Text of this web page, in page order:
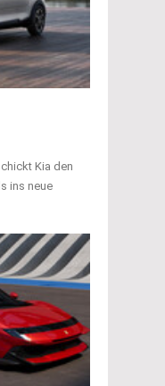
Kia den
ins neue